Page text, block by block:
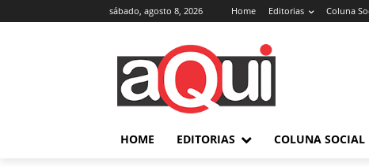
sábado, agosto 8, 2026 Home Editorias Coluna
HOME EDITORIAS COLUNA SOCIAL